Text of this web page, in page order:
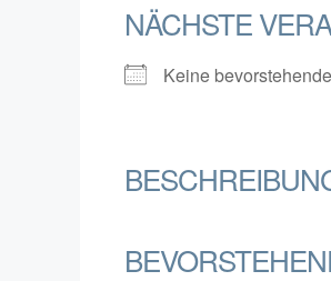
NÄCHSTE
Keine